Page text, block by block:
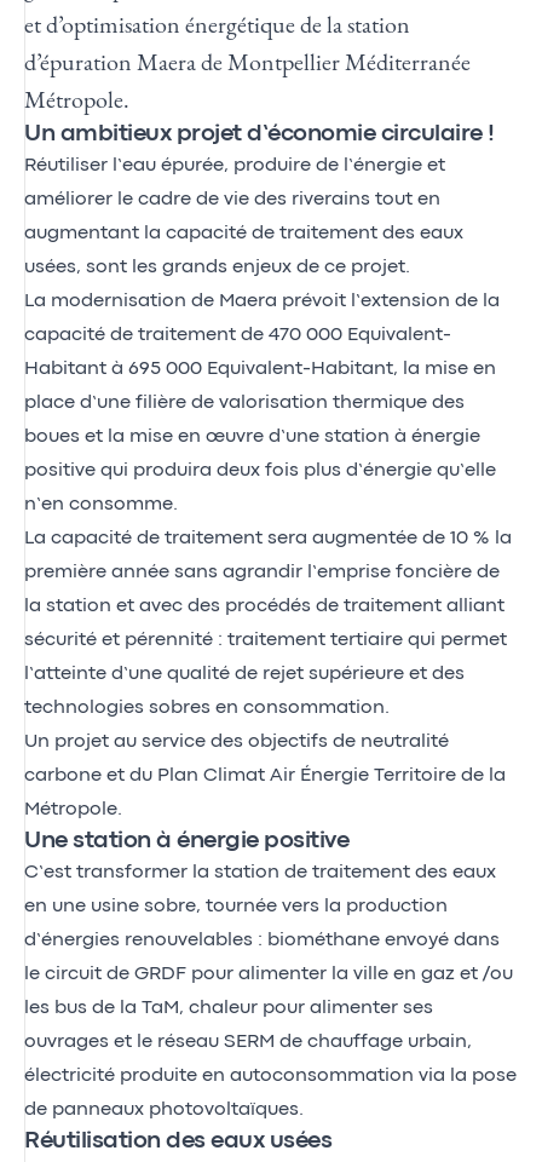
et d’optimisation énergétique de la station
d’épuration Maera de Montpellier Méditerranée
Métropole.
Un ambitieux projet d’économie circulaire !
Réutiliser l’eau épurée, produire de l’énergie et
améliorer le cadre de vie des riverains tout en
augmentant la capacité de traitement des eaux
usées, sont les grands enjeux de ce projet.
La modernisation de Maera prévoit l’extension de la
capacité de traitement de 470 000 Equivalent-
Habitant à 695 000 Equivalent-Habitant, la mise en
place d’une filière de valorisation thermique des
boues et la mise en œuvre d’une station à énergie
positive qui produira deux fois plus d’énergie qu’elle
n’en consomme.
La capacité de traitement sera augmentée de 10 % la
première année sans agrandir l’emprise foncière de
la station et avec des procédés de traitement alliant
sécurité et pérennité : traitement tertiaire qui permet
l’atteinte d’une qualité de rejet supérieure et des
technologies sobres en consommation.
Un projet au service des objectifs de neutralité
carbone et du Plan Climat Air Énergie Territoire de la
Métropole.
Une station à énergie positive
C’est transformer la station de traitement des eaux
en une usine sobre, tournée vers la production
d’énergies renouvelables : biométhane envoyé dans
le circuit de GRDF pour alimenter la ville en gaz et /ou
les bus de la TaM, chaleur pour alimenter ses
ouvrages et le réseau SERM de chauffage urbain,
électricité produite en autoconsommation via la pose
de panneaux photovoltaïques.
Réutilisation des eaux usées